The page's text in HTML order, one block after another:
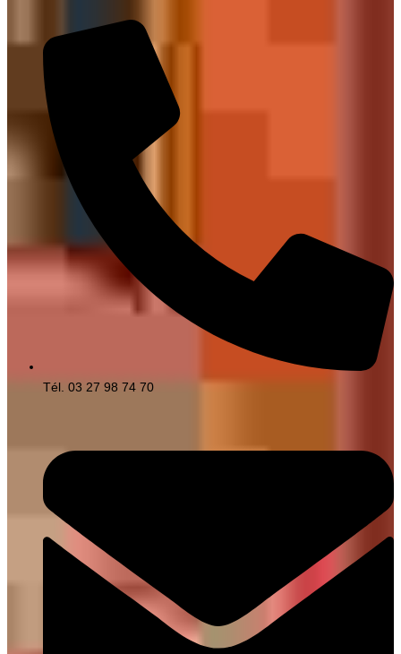
Tél. 03 27 98 74 70